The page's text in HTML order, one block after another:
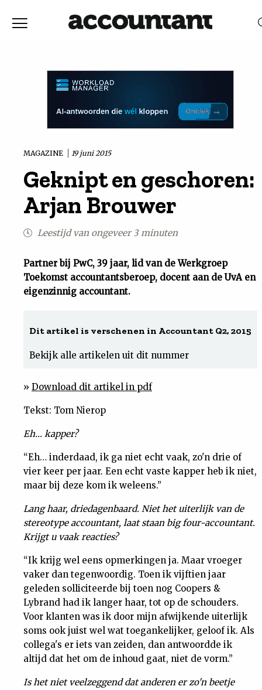
Vaktechniek
Achtergrond
Cijfers
Tuchtrecht
Magazine
Podcast
Dossiers
Nieuwsbrief
Contact
MAGAZINE 19 juni 2015
Geknipt en geschoren:
Arjan Brouwer
Leestijd van ongeveer 3 minuten
Partner bij PwC, 39 jaar, lid van de Werkgroep
Toekomst accountantsberoep, docent aan de UvA en
eigenzinnig accountant.
Dit artikel is verschenen in Accountant Q2, 2015
Bekijk alle artikelen uit dit nummer
» Download dit artikel in pdf
Tekst: Tom Nierop
Eh… kapper?
“Eh… inderdaad, ik ga niet echt vaak, zo'n drie of
vier keer per jaar. Een echt vaste kapper heb ik niet,
maar bij deze kom ik weleens.”
Lang haar, driedagenbaard. Niet het uiterlijk van de
stereotype accountant, laat staan big four-accountant.
Krijgt u vaak reacties?
“Ik krijg wel eens opmerkingen ja. Maar vroeger
vaker dan tegenwoordig. Toen ik vijftien jaar
geleden solliciteerde bij toen nog Coopers &
Lybrand had ik langer haar, tot op de schouders.
Voor klanten was ik door mijn afwijkende uiterlijk
soms ook juist wel wat toegankelijker, geloof ik. Als
collega's er iets van zeiden, dan antwoordde ik
altijd dat het om de inhoud gaat, niet de vorm.”
Is het niet veelzeggend dat anderen er zo'n beetje